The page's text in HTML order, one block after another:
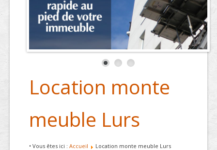
Location monte
meuble Lurs
• Vous êtes ici : Accueil Location monte meuble Lurs